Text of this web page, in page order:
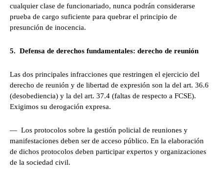
cualquier clase de funcionariado, nunca podrán considerarse
prueba de cargo suficiente para quebrar el principio de
presunción de inocencia.
5. Defensa de derechos fundamentales: derecho de reunión
Las dos principales infracciones que restringen el ejercicio del
derecho de reunión y de libertad de expresión son la del art. 36.6
(desobediencia) y la del art. 37.4 (faltas de respecto a FCSE).
Exigimos su derogación expresa.
— Los protocolos sobre la gestión policial de reuniones y
manifestaciones deben ser de acceso público. En la elaboración
de dichos protocolos deben participar expertos y organizaciones
de la sociedad civil.